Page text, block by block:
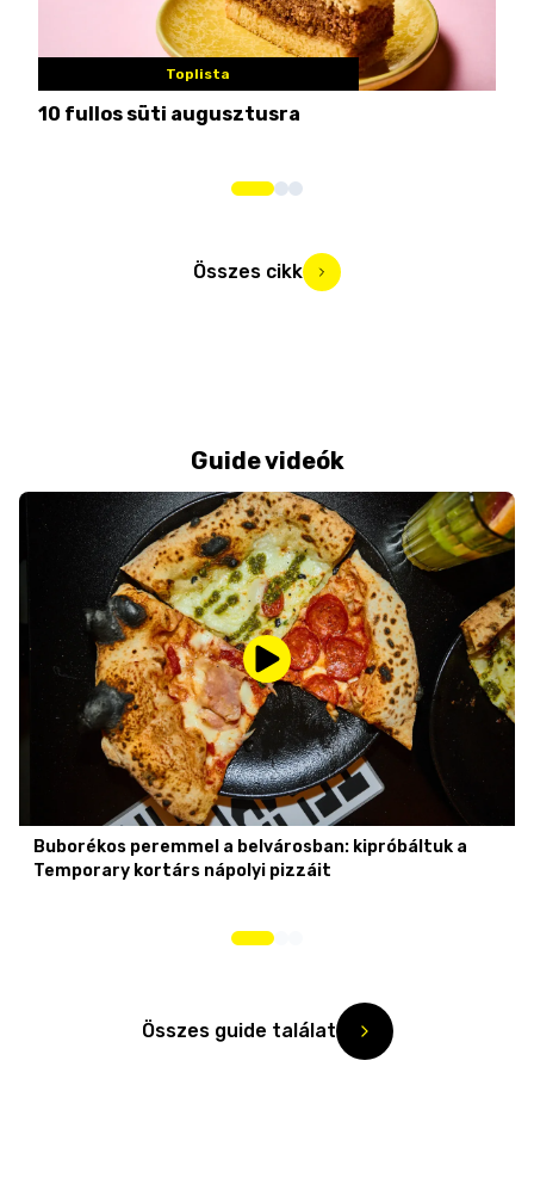
Toplista
10 fullos süti augusztusra
Összes cikk
Guide videók
Buborékos peremmel a belvárosban: kipróbáltuk a
Temporary kortárs nápolyi pizzáit
Összes guide találat